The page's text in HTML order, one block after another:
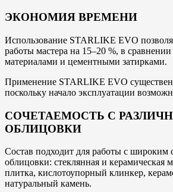
ЭКОНОМИЯ ВРЕМЕНИ
Использование STARLIKE EVO
работы мастера на 15–20 %, в
материалами и цементными затирками.
Применение STARLIKE EVO
поскольку начало эксплуатации
СОЧЕТАЕМОСТЬ С
ОБЛИЦОВКИ
Состав подходит для работы с широким
облицовки: стеклянная и керамическая
плитка, кислотоупорный клинкер,
натуральный камень.